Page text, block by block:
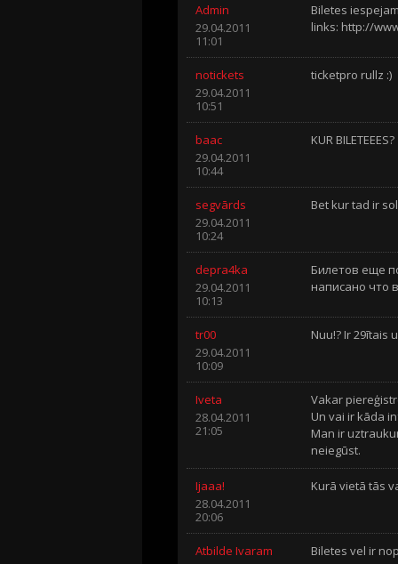
Admin
29.04.2011
11:01
Biletes
links: http://
notickets
29.04.2011
10:51
ticketpro rullz :)
baac
29.04.2011
10:44
KUR BILETEEES?
segvārds
29.04.2011
10:24
Bet kur tad ir
depra4ka
29.04.2011
10:13
Билетов еще
написано что
tr00
29.04.2011
10:09
Nuu!? Ir 29ītais
Iveta
28.04.2011
21:05
Vakar
Un vai ir kāda
Man ir
neiegūst.
Ijaaa!
28.04.2011
20:06
Kurā vietā tās
Atbilde Ivaram
Biletes vel ir